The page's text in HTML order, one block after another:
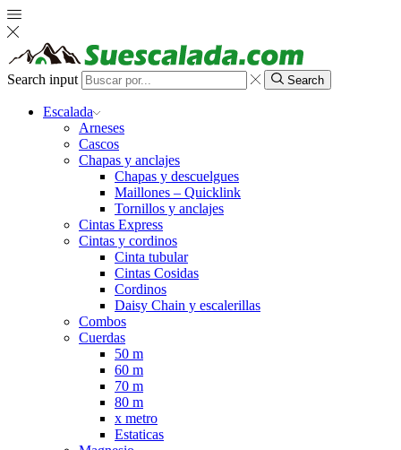
Search input Search
Escalada
Arneses
Cascos
Chapas y anclajes
Chapas y descuelgues
Maillones – Quicklink
Tornillos y anclajes
Cintas Express
Cintas y cordinos
Cinta tubular
Cintas Cosidas
Cordinos
Daisy Chain y escalerillas
Combos
Cuerdas
50 m
60 m
70 m
80 m
x metro
Estaticas